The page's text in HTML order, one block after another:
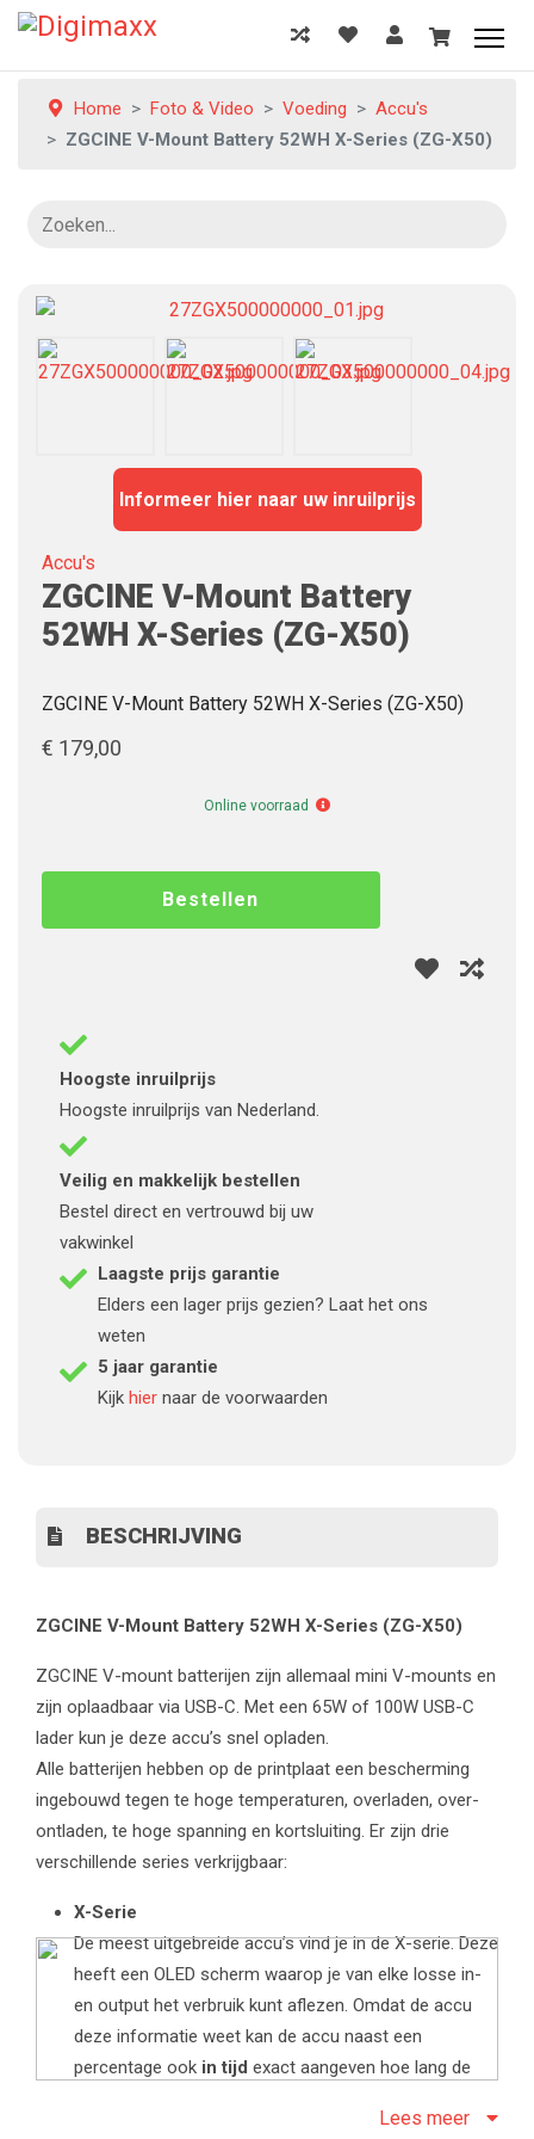
Home Foto & Video Voeding
Accu's
ZGCINE V-Mount Battery 52WH X-Series (ZG-X50)
Informeer hier naar uw inruilprijs
Accu's
ZGCINE V-Mount Battery
52WH X-Series (ZG-X50)
ZGCINE V-Mount Battery 52WH X-Series (ZG-X50)
€ 179,00
Online voorraad
Online
Hoogste inruilprijs
Hoogste inruilprijs van Nederland.
Veilig en makkelijk bestellen
Bestel direct en vertrouwd bij uw
vakwinkel
Laagste prijs garantie
Elders een lager prijs gezien? Laat het ons
weten
5 jaar garantie
Kijk hiernaar de voorwaarden
BESCHRIJVING
ZGCINE V-Mount Battery 52WH X-Series (ZG-X50)
ZGCINE V-mount batterijen zijn allemaal mini V-mounts en
zijn oplaadbaar via USB-C. Met een 65W of 100W USB-C
lader kun je deze accu’s snel opladen.
Alle batterijen hebben op de printplaat een bescherming
ingebouwd tegen te hoge temperaturen, overladen, over-
ontladen, te hoge spanning en kortsluiting. Er zijn drie
verschillende series verkrijgbaar:
X-Serie
De meest uitgebreide accu’s vind je in de X-serie. Deze
heeft een OLED scherm waarop je van elke losse in-
en output het verbruik kunt aflezen. Omdat de accu
deze informatie weet kan de accu naast een
percentage ook in tijd exact aangeven hoe lang de
van de USB-A een extra USB-C met PD output. De
Lees meer